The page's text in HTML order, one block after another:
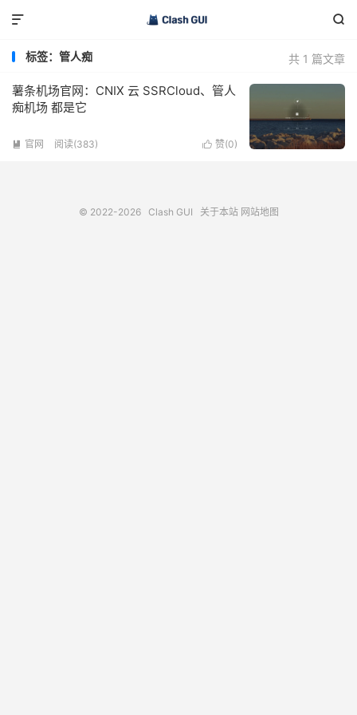


共 1 篇文章
标签：管人痴
薯条机场官网：CNIX 云 SSRCloud、管人
痴机场 都是它
 赞(0)
 官网 阅读(383)
© 2022-2026 Clash GUI 关于本站 网站地图